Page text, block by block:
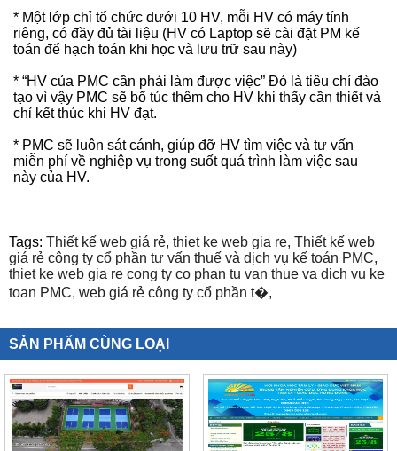
* Một lớp chỉ tổ chức dưới 10 HV, mỗi HV có máy tính
riêng, có đầy đủ tài liệu (HV có Laptop sẽ cài đặt PM kế
toán để hạch toán khi học và lưu trữ sau này)
* “HV của PMC cần phải làm được việc” Đó là tiêu chí đào
tạo vì vậy PMC sẽ bổ túc thêm cho HV khi thấy cần thiết và
chỉ kết thúc khi HV đạt.
* PMC sẽ luôn sát cánh, giúp đỡ HV tìm việc và tư vấn
miễn phí về nghiệp vụ trong suốt quá trình làm việc sau
này của HV.
Tags: Thiết kế web giá rẻ, thiet ke web gia re, Thiết kế web
giá rẻ công ty cổ phần tư vấn thuế và dịch vụ kế toán PMC,
thiet ke web gia re cong ty co phan tu van thue va dich vu ke
toan PMC, web giá rẻ công ty cổ phần t�,
SẢN PHẨM CÙNG LOẠI